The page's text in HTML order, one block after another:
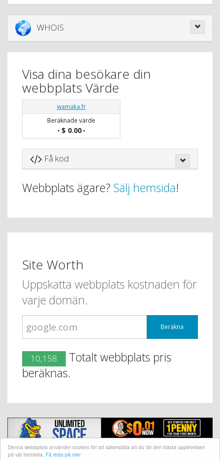
Denna webbplats använder cookies för att säkerställa att du får den bästa upplevelsen
på vår hemsida. Få reda på mer
WHOIS
Visa dina besökare din
webbplats Värde
wamaka.fr
Beräknade värde
• $ 0.00•
Få kod
Webbplats ägare? Sälj hemsida!
Site Worth
Uppskatta webbplats kostnaden för
varje domän.
Beräkna
10,158
Totalt webbplats pris
beräknas.